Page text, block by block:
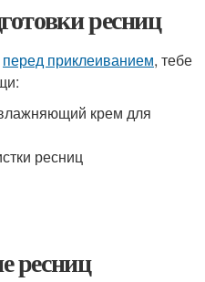
ресниц
перед приклеиванием, тебе
крем для
ресниц
ресниц